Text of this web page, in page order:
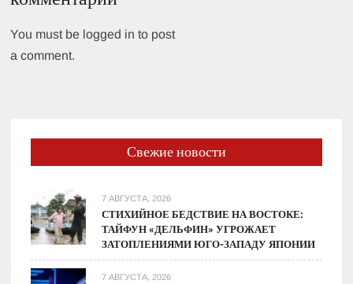
You must be logged in to post
a comment.
Свежие новости
7 АВГУСТА, 2026
СТИХИЙНОЕ БЕДСТВИЕ НА ВОСТОКЕ:
ТАЙФУН «ДЕЛЬФИН» УГРОЖАЕТ
ЗАТОПЛЕНИЯМИ ЮГО-ЗАПАДУ ЯПОНИИ
7 АВГУСТА, 2026